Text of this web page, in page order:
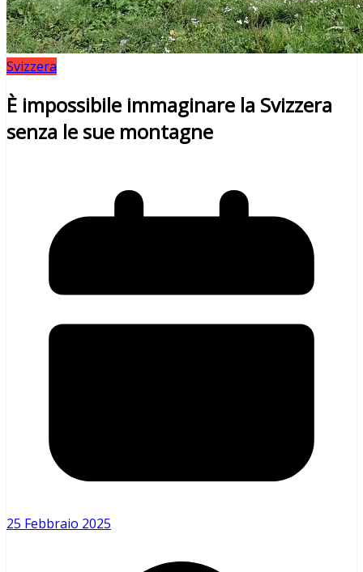
Svizzera
È impossibile immaginare la Svizzera
senza le sue montagne
25 Febbraio 2025